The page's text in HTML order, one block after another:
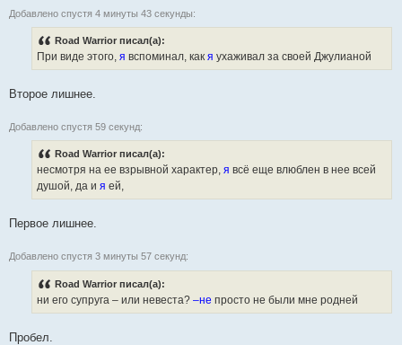
Добавлено спустя 4 минуты 43 секунды:
Road Warrior писал(а):
При виде этого, я вспоминал, как я ухаживал за своей Джулианой
Второе лишнее.
Добавлено спустя 59 секунд:
Road Warrior писал(а):
несмотря на ее взрывной характер, я всё еще влюблен в нее всей
душой, да и я ей,
Первое лишнее.
Добавлено спустя 3 минуты 57 секунд:
Road Warrior писал(а):
ни его супруга – или невеста? –не просто не были мне родней
Пробел.